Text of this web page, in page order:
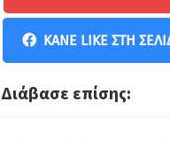
ΚΆΝΕ LIKE ΣΤΗ
Διάβασε επίσης: